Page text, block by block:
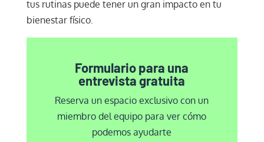
tus rutinas puede tener un gran impacto en tu
bienestar físico.
Formulario para una
entrevista gratuita
Reserva un espacio exclusivo con un
miembro del equipo para ver cómo
podemos ayudarte